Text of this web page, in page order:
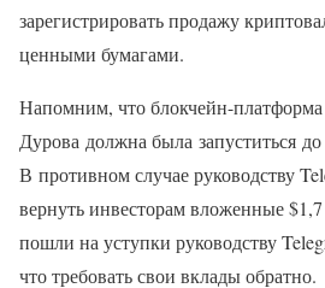
зарегистрировать продажу
ценными бумагами.
Напомним, что блокчейн-
Дурова должна была запуститься
В противном случае руководству
вернуть инвесторам вложенные
пошли на уступки руководству
что требовать свои вклады обратно.